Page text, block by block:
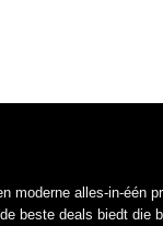
moderne alles-in-één
beste deals biedt die